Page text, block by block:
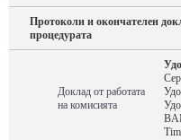
Протоколи и окончателен
процедурата
Доклад от работата
на комисията